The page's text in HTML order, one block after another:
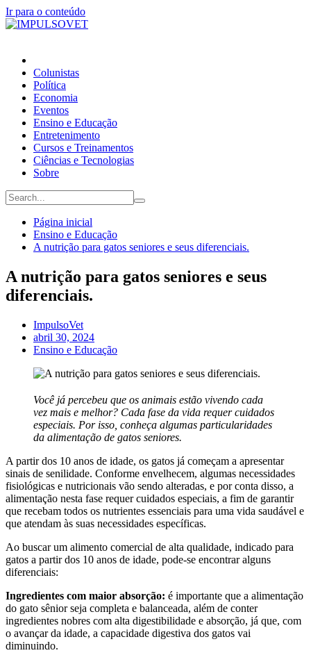
Ir para o conteúdo
Colunistas
Política
Economia
Eventos
Ensino e Educação
Entretenimento
Cursos e Treinamentos
Ciências e Tecnologias
Sobre
Página inicial
Ensino e Educação
A nutrição para gatos seniores e seus diferenciais.
A nutrição para gatos seniores e seus
diferenciais.
ImpulsoVet
abril 30, 2024
Ensino e Educação
Você já percebeu que os animais estão vivendo cada
vez mais e melhor? Cada fase da vida requer cuidados
especiais. Por isso, conheça algumas particularidades
da alimentação de gatos seniores.
A partir dos 10 anos de idade, os gatos já começam a apresentar
sinais de senilidade. Conforme envelhecem, algumas necessidades
fisiológicas e nutricionais vão sendo alteradas, e por conta disso, a
alimentação nesta fase requer cuidados especiais, a fim de garantir
que recebam todos os nutrientes essenciais para uma vida saudável e
que atendam às suas necessidades específicas.
Ao buscar um alimento comercial de alta qualidade, indicado para
gatos a partir dos 10 anos de idade, pode-se encontrar alguns
diferenciais:
Ingredientes com maior absorção: é importante que a alimentação
do gato sênior seja completa e balanceada, além de conter
ingredientes nobres com alta digestibilidade e absorção, já que, com
o avançar da idade, a capacidade digestiva dos gatos vai
diminuindo.